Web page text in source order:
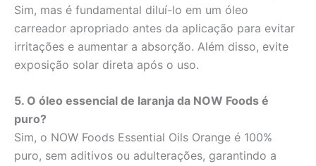
Sim, mas é fundamental diluí-lo em um óleo
carreador apropriado antes da aplicação para evitar
irritações e aumentar a absorção. Além disso, evite
exposição solar direta após o uso.
5. O óleo essencial de laranja da NOW Foods é
puro?
Sim, o NOW Foods Essential Oils Orange é 100%
puro, sem aditivos ou adulterações, garantindo a